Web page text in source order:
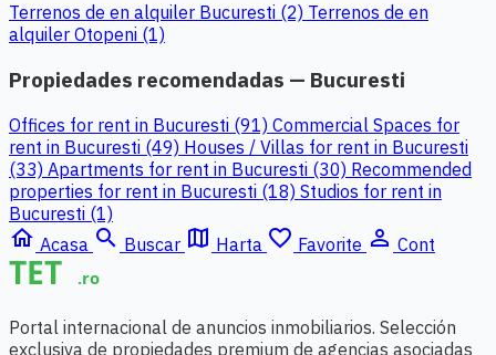
Terrenos de en alquiler Bucuresti (2) Terrenos de en
alquiler Otopeni (1)
Propiedades recomendadas — Bucuresti
Offices for rent in Bucuresti (91) Commercial Spaces for
rent in Bucuresti (49) Houses / Villas for rent in Bucuresti
(33) Apartments for rent in Bucuresti (30) Recommended
properties for rent in Bucuresti (18) Studios for rent in
Bucuresti (1)
home Acasa search Buscar map Harta favorite_border Favorite person_outline Cont
Portal internacional de anuncios inmobiliarios. Selección
exclusiva de propiedades premium de agencias asociadas